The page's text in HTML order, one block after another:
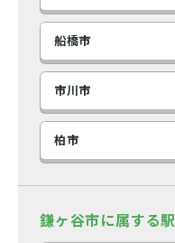
船橋市
市川市
柏市
鎌ヶ谷市に属する駅